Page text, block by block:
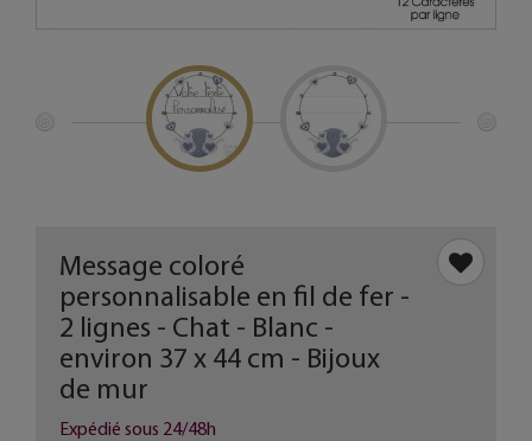
Message coloré
personnalisable en fil de fer -
2 lignes - Chat - Blanc -
environ 37 x 44 cm - Bijoux
de mur
Expédié sous 24/48h